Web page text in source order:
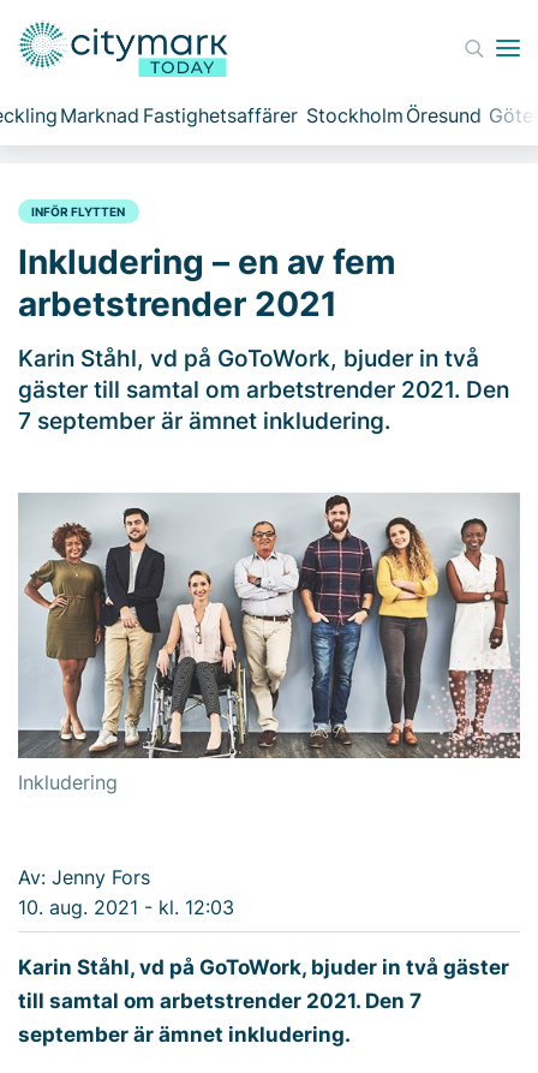
Marknad Fastighetsaffärer Stockholm Öresund
INFÖR FLYTTEN
Inkludering – en av fem
arbetstrender 2021
Karin Ståhl, vd på GoToWork, bjuder in två
gäster till samtal om arbetstrender 2021. Den
7 september är ämnet inkludering.
Inkludering
Av: Jenny Fors
10. aug. 2021 - kl. 12:03
Karin Ståhl, vd på GoToWork, bjuder in två gäster
till samtal om arbetstrender 2021. Den 7
september är ämnet inkludering.